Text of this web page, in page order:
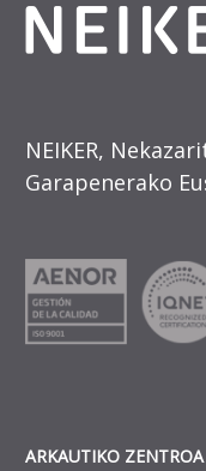
NEIKER,
Garapenerako
ARKAUTIKO ZENTROA